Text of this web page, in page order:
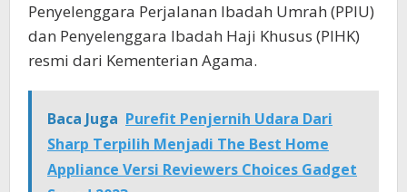
Penyelenggara Perjalanan Ibadah Umrah (PPIU)
dan Penyelenggara Ibadah Haji Khusus (PIHK)
resmi dari Kementerian Agama.
Baca Juga Purefit Penjernih Udara Dari
Sharp Terpilih Menjadi The Best Home
Appliance Versi Reviewers Choices Gadget